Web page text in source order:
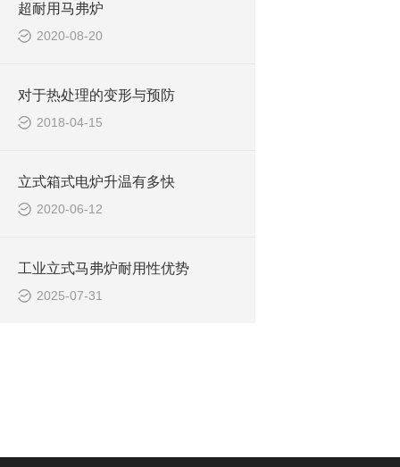
超耐用马弗炉
2020-08-20
对于热处理的变形与预防
2018-04-15
立式箱式电炉升温有多快
2020-06-12
工业立式马弗炉耐用性优势
2025-07-31